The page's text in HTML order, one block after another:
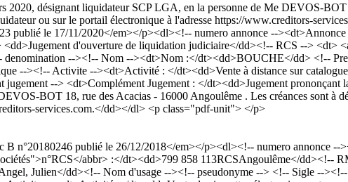
2020, désignant liquidateur SCP LGA, en la personne de Me DEVOS-
ou sur le portail électronique à l'adresse https://www.creditors-
publié le 17/11/2020</em></p><dl><!-- numero annonce --
d'ouverture de liquidation judiciaire</dd><!-- RCS --> <dt>
--><!-- Nom --><dt>Nom :</dt><dd>BOUCHE</dd> <!--
--><!-- Activite --><dt>Activité : </dt><dd>Vente à distance sur
--> <dt>Complément Jugement : </dt><dd>Jugement prononçant
BOT 18, rue des Acacias - 16000 Angoulême . Les créances sont à
services.com.</dd></dl> <p class="pdf-unit"> </p>
n°20180246 publié le 26/12/2018</em></p><dl><!-- numero annonce
abbr> :</dt><dd>799 858 113RCSAngoulême</dd><!--
Julien</dd><!-- Nom d'usage --><!-- pseudonyme --> <!-- Sigle --